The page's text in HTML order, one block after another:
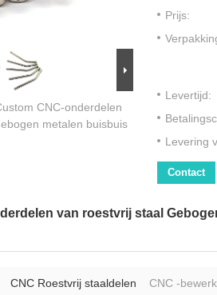
CNC-onderdelen
metalen buisbuis
Prijs:
Levertijd:
Levering
Contact
van roestvrij staal
CNC Roestvrij staaldelen
CNC -